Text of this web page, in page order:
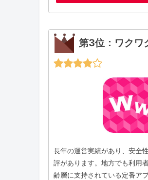
第3位：ワクワ
長年の運営実績があり、安全
評があります。地方でも利用
齢層に支持されている定番アプ